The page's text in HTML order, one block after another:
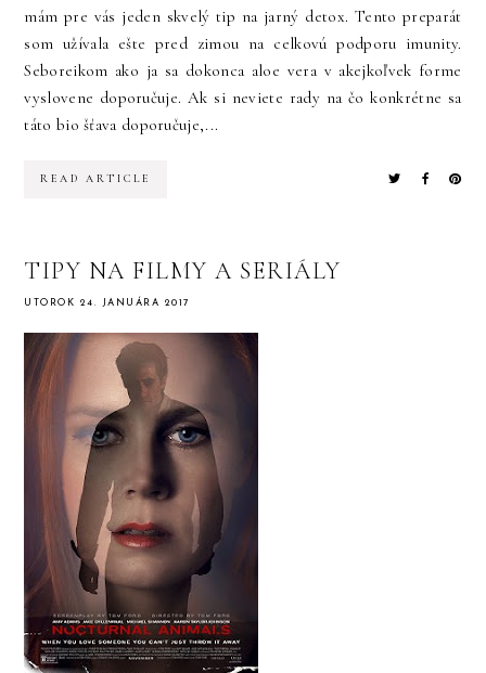
mám pre vás jeden skvelý tip na jarný detox. Tento preparát
som užívala ešte pred zimou na celkovú podporu imunity.
Seboreikom ako ja sa dokonca aloe vera v akejkoľvek forme
vyslovene doporučuje. Ak si neviete rady na čo konkrétne sa
táto bio šťava doporučuje,...
READ ARTICLE
TIPY NA FILMY A SERIÁLY
UTOROK 24. JANUÁRA 2017